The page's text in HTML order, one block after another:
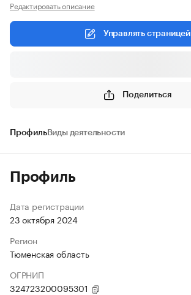
Редактировать описание
Управлять страницей
Поделиться
ПрофильВиды деятельности
Профиль
Дата регистрации
23 октября 2024
Регион
Тюменская область
ОГРНИП
324723200095301